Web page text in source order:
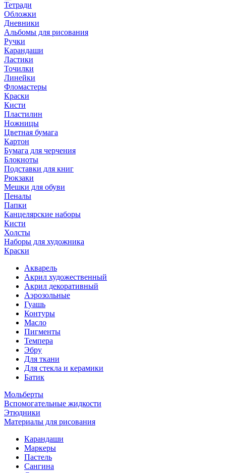
Тетради
Обложки
Дневники
Альбомы для рисования
Ручки
Карандаши
Ластики
Точилки
Линейки
Фломастеры
Краски
Кисти
Пластилин
Ножницы
Цветная бумага
Картон
Бумага для черчения
Блокноты
Подставки для книг
Рюкзаки
Мешки для обуви
Пеналы
Папки
Канцелярские наборы
Кисти
Холсты
Наборы для художника
Краски
Акварель
Акрил художественный
Акрил декоративный
Аэрозольные
Гуашь
Контуры
Масло
Пигменты
Темпера
Эбру
Для ткани
Для стекла и керамики
Батик
Мольберты
Вспомогательные жидкости
Этюдники
Материалы для рисования
Карандаши
Маркеры
Пастель
Сангина